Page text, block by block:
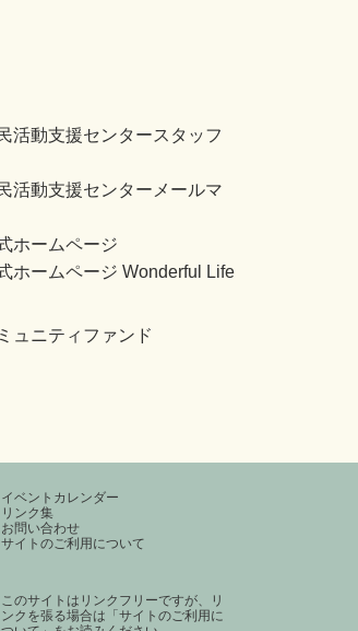
イベントカレンダー
リンク集
お問い合わせ
サイトのご利用について
このサイトはリンクフリーですが、リ
ンクを張る場合は 「サイトのご利用に